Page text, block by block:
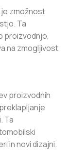
je zmožnost
Ta
proizvodnjo,
na zmogljivost
proizvodnih
Ta
in novi dizajni.